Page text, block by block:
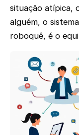
situação atípica,
alguém, o
roboquê, é o